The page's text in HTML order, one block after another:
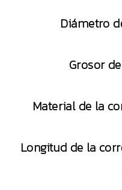
Diámetro
Grosor
Material de la
Longitud de la